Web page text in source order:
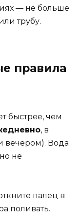
— не больше
трубу.
правила
быстрее, чем
, в
вечером). Вода
не
палец в
поливать.